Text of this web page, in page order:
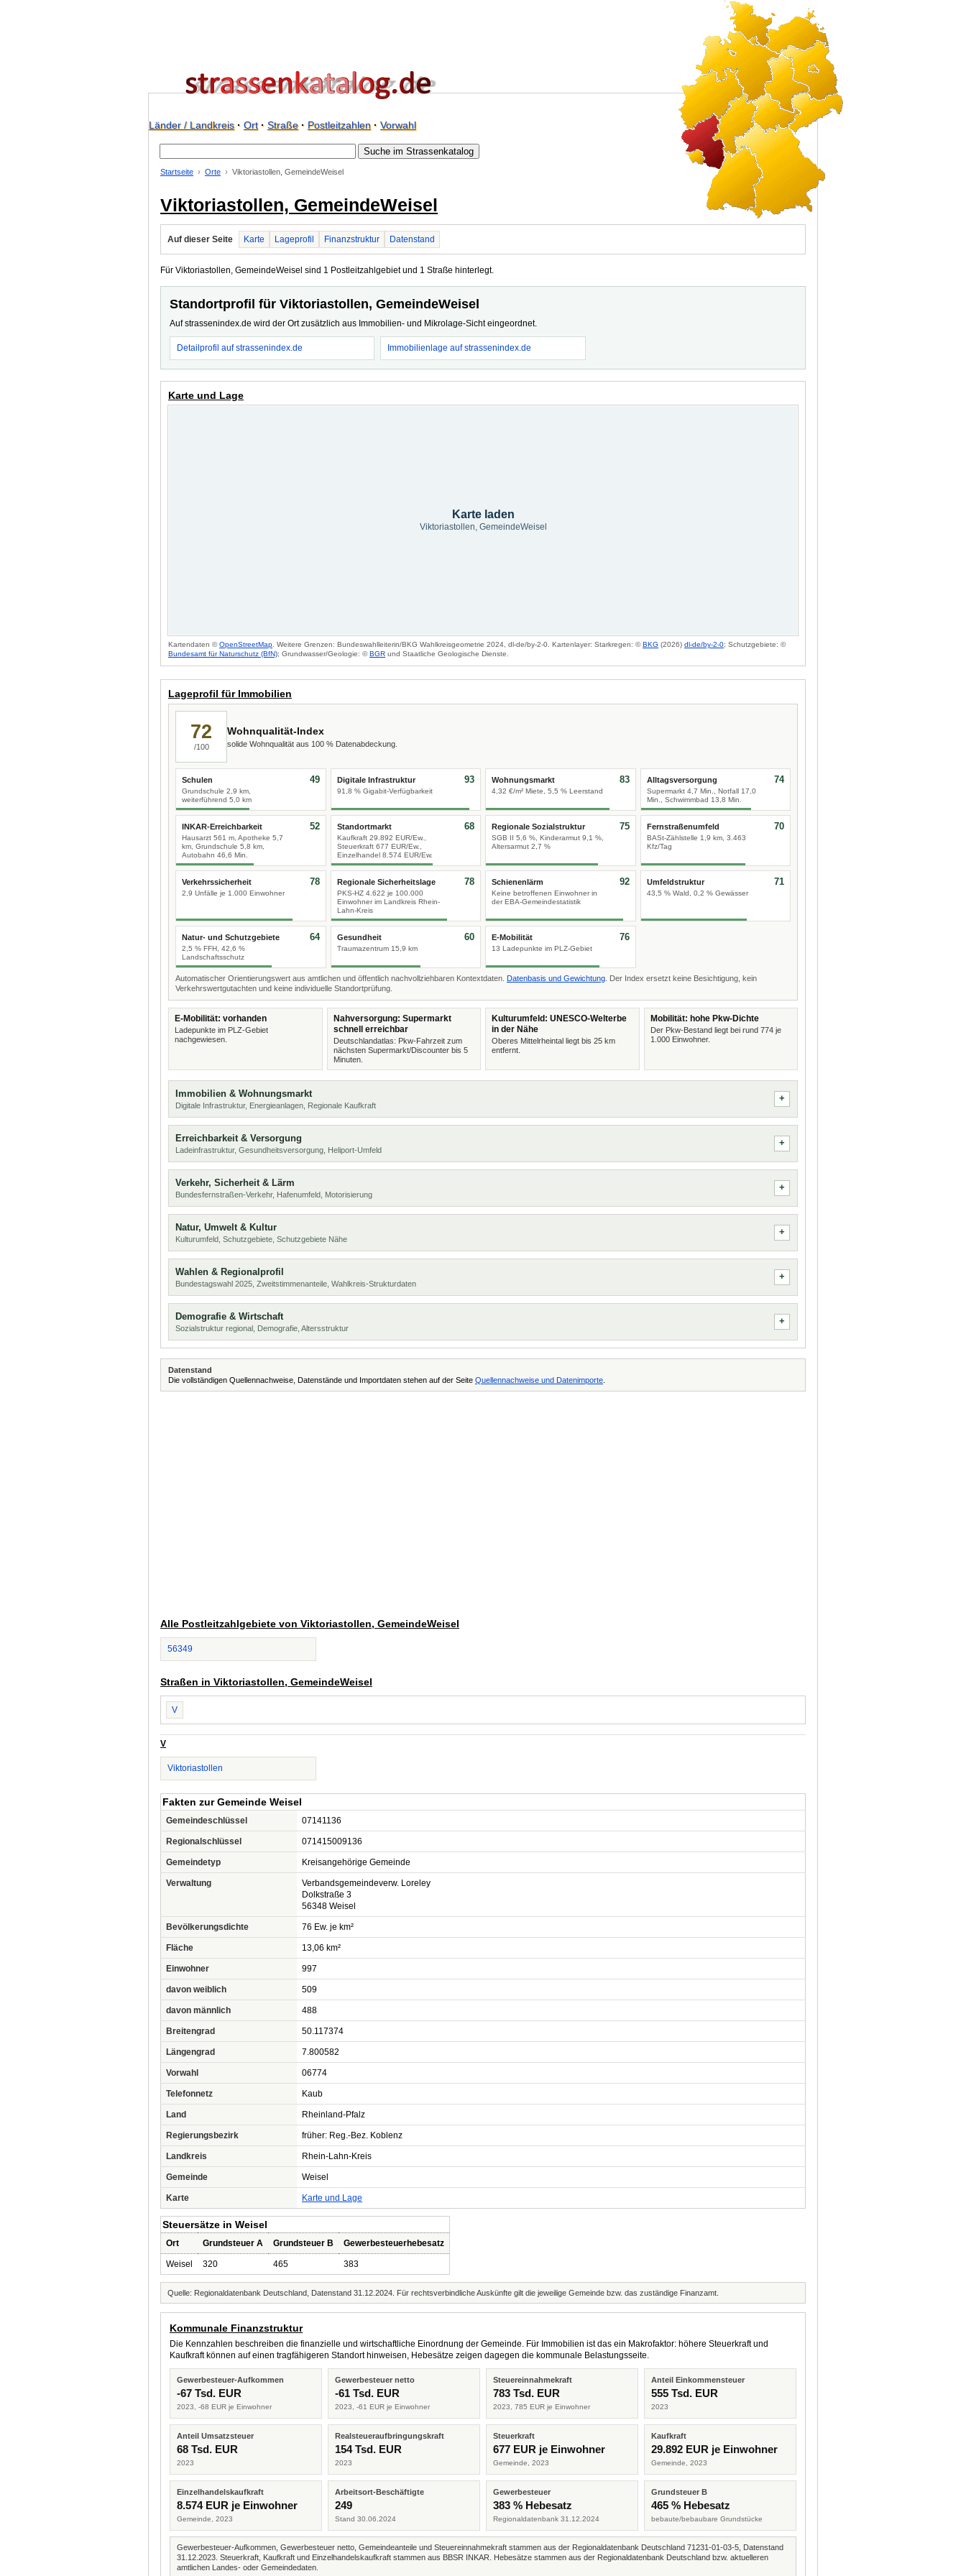
Länder / Landkreis· Ort· Straße· Postleitzahlen· Vorwahl
Startseite Orte Viktoriastollen, GemeindeWeisel
Viktoriastollen, GemeindeWeisel
Auf dieser Seite Karte Lageprofil Finanzstruktur Datenstand
Für Viktoriastollen, GemeindeWeisel sind 1 Postleitzahlgebiet und 1 Straße hinterlegt.
Standortprofil für Viktoriastollen, GemeindeWeisel
Auf strassenindex.de wird der Ort zusätzlich aus Immobilien- und Mikrolage-Sicht eingeordnet.
Detailprofil auf strassenindex.de Immobilienlage auf strassenindex.de
Karte und Lage
Karte laden
Viktoriastollen, GemeindeWeisel
Kartendaten ©OpenStreetMap . Weitere Grenzen: Bundeswahlleiterin/BKG Wahlkreisgeometrie 2024, dl-de/by-2-0. Kartenlayer: Starkregen: ©BKG (2026) dl-de/by-2-0; Schutzgebiete: ©
Bundesamt für Naturschutz (BfN); Grundwasser/Geologie: ©BGR und Staatliche Geologische Dienste.
Lageprofil für Immobilien
72
/100
Wohnqualität-Index
solide Wohnqualität aus 100 % Datenabdeckung.
Schulen
Grundschule 2,9 km,
weiterführend 5,0 km
49 Digitale Infrastruktur
91,8 % Gigabit-Verfügbarkeit
93 Wohnungsmarkt
4,32 €/m² Miete, 5,5 % Leerstand
83 Alltagsversorgung
Supermarkt 4,7 Min., Notfall 17,0
Min., Schwimmbad 13,8 Min.
74
INKAR-Erreichbarkeit
Hausarzt 561 m, Apotheke 5,7
km, Grundschule 5,8 km,
Autobahn 46,6 Min.
52 Standortmarkt
Kaufkraft 29.892 EUR/Ew.,
Steuerkraft 677 EUR/Ew.,
Einzelhandel 8.574 EUR/Ew.
68 Regionale Sozialstruktur
SGB II 5,6 %, Kinderarmut 9,1 %,
Altersarmut 2,7 %
75 Fernstraßenumfeld
BASt-Zählstelle 1,9 km, 3.463
Kfz/Tag
70
Verkehrssicherheit
2,9 Unfälle je 1.000 Einwohner
78 Regionale Sicherheitslage
PKS-HZ 4.622 je 100.000
Einwohner im Landkreis Rhein-
Lahn-Kreis
78 Schienenlärm
Keine betroffenen Einwohner in
der EBA-Gemeindestatistik
92 Umfeldstruktur
43,5 % Wald, 0,2 % Gewässer
71
Natur- und Schutzgebiete
2,5 % FFH, 42,6 %
Landschaftsschutz
64 Gesundheit
Traumazentrum 15,9 km
60 E-Mobilität
13 Ladepunkte im PLZ-Gebiet
76
Automatischer Orientierungswert aus amtlichen und öffentlich nachvollziehbaren Kontextdaten. Datenbasis und Gewichtung . Der Index ersetzt keine Besichtigung, kein
Verkehrswertgutachten und keine individuelle Standortprüfung.
E-Mobilität: vorhanden
Ladepunkte im PLZ-Gebiet
nachgewiesen.
Nahversorgung: Supermarkt
schnell erreichbar
Deutschlandatlas: Pkw-Fahrzeit zum
nächsten Supermarkt/Discounter bis 5
Minuten.
Kulturumfeld: UNESCO-Welterbe
in der Nähe
Oberes Mittelrheintal liegt bis 25 km
entfernt.
Mobilität: hohe Pkw-Dichte
Der Pkw-Bestand liegt bei rund 774 je
1.000 Einwohner.
Immobilien & Wohnungsmarkt
Digitale Infrastruktur, Energieanlagen, Regionale Kaufkraft
Erreichbarkeit & Versorgung
Ladeinfrastruktur, Gesundheitsversorgung, Heliport-Umfeld
Verkehr, Sicherheit & Lärm
Bundesfernstraßen-Verkehr, Hafenumfeld, Motorisierung
Natur, Umwelt & Kultur
Kulturumfeld, Schutzgebiete, Schutzgebiete Nähe
Wahlen & Regionalprofil
Bundestagswahl 2025, Zweitstimmenanteile, Wahlkreis-Strukturdaten
Demografie & Wirtschaft
Sozialstruktur regional, Demografie, Altersstruktur
Datenstand
Die vollständigen Quellennachweise, Datenstände und Importdaten stehen auf der Seite Quellennachweise und Datenimporte
Alle Postleitzahlgebiete von Viktoriastollen, GemeindeWeisel
56349
Straßen in Viktoriastollen, GemeindeWeisel
V
V
Viktoriastollen
Fakten zur Gemeinde Weisel
Gemeindeschlüssel 07141136
Regionalschlüssel 071415009136
Gemeindetyp Kreisangehörige Gemeinde
Verwaltung
Verbandsgemeindeverw. Loreley
Dolkstraße 3
56348 Weisel
Bevölkerungsdichte 76 Ew. je km²
Fläche 13,06 km²
Einwohner 997
davon weiblich 509
davon männlich 488
Breitengrad 50.117374
Längengrad 7.800582
Vorwahl 06774
Telefonnetz Kaub
Land Rheinland-Pfalz
Regierungsbezirk früher: Reg.-Bez. Koblenz
Landkreis Rhein-Lahn-Kreis
Gemeinde Weisel
Karte Karte und Lage
Steuersätze in Weisel
Ort Grundsteuer A Grundsteuer B Gewerbesteuerhebesatz
Weisel 320 465 383
Quelle: Regionaldatenbank Deutschland, Datenstand 31.12.2024. Für rechtsverbindliche Auskünfte gilt die jeweilige Gemeinde bzw. das zuständige Finanzamt.
Kommunale Finanzstruktur
Die Kennzahlen beschreiben die finanzielle und wirtschaftliche Einordnung der Gemeinde. Für Immobilien ist das ein Makrofaktor: höhere Steuerkraft und
Kaufkraft können auf einen tragfähigeren Standort hinweisen, Hebesätze zeigen dagegen die kommunale Belastungsseite.
Gewerbesteuer-Aufkommen
-67 Tsd. EUR
2023, -68 EUR je Einwohner
Gewerbesteuer netto
-61 Tsd. EUR
2023, -61 EUR je Einwohner
Steuereinnahmekraft
783 Tsd. EUR
2023, 785 EUR je Einwohner
Anteil Einkommensteuer
555 Tsd. EUR
2023
Anteil Umsatzsteuer
68 Tsd. EUR
2023
Realsteueraufbringungskraft
154 Tsd. EUR
2023
Steuerkraft
677 EUR je Einwohner
Gemeinde, 2023
Kaufkraft
29.892 EUR je Einwohner
Gemeinde, 2023
Einzelhandelskaufkraft
8.574 EUR je Einwohner
Gemeinde, 2023
Arbeitsort-Beschäftigte
249
Stand 30.06.2024
Gewerbesteuer
383 % Hebesatz
Regionaldatenbank 31.12.2024
Grundsteuer B
465 % Hebesatz
bebaute/bebaubare Grundstücke
Gewerbesteuer-Aufkommen, Gewerbesteuer netto, Gemeindeanteile und Steuereinnahmekraft stammen aus der Regionaldatenbank Deutschland 71231-01-03-5, Datenstand
31.12.2023. Steuerkraft, Kaufkraft und Einzelhandelskaufkraft stammen aus BBSR INKAR. Hebesätze stammen aus der Regionaldatenbank Deutschland bzw. aktuelleren
amtlichen Landes- oder Gemeindedaten.